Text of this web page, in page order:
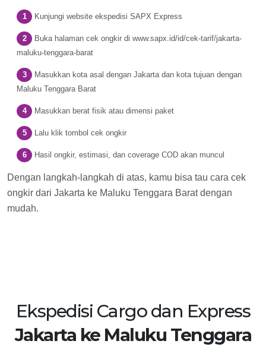
Kunjungi website ekspedisi SAPX Express
Buka halaman cek ongkir di www.sapx.id/id/cek-tarif/jakarta-
maluku-tenggara-barat
Masukkan kota asal dengan Jakarta dan kota tujuan dengan
Maluku Tenggara Barat
Masukkan berat fisik atau dimensi paket
Lalu klik tombol cek ongkir
Hasil ongkir, estimasi, dan coverage COD akan muncul
Dengan langkah-langkah di atas, kamu bisa tau cara cek
ongkir dari Jakarta ke Maluku Tenggara Barat dengan
mudah.
Ekspedisi Cargo dan Express
Jakarta ke Maluku Tenggara